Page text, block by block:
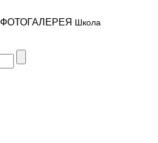
ФОТОГАЛЕРЕЯ Школа